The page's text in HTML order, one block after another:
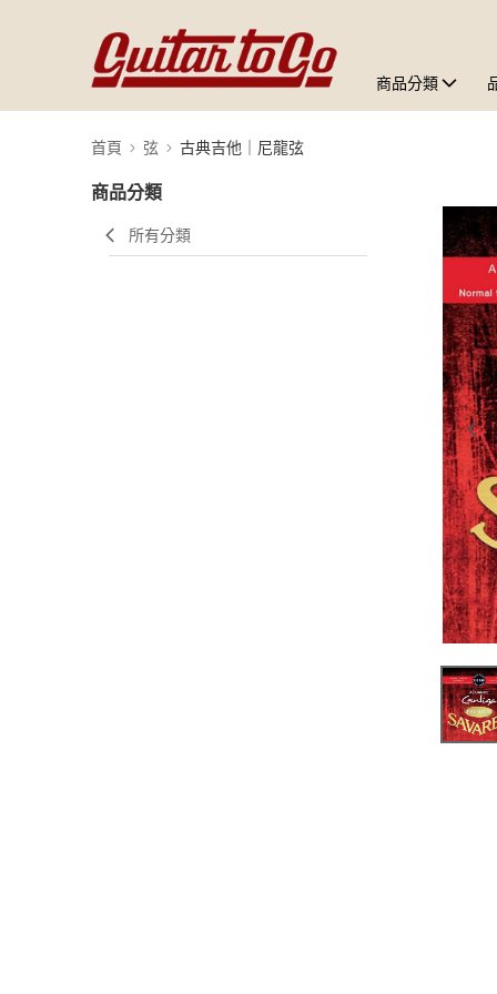
商品分類
首頁 弦 古典吉他｜尼龍弦
商品分類
所有分類